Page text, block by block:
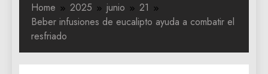
Home 2025 junio
21
Beber infusiones de eucalipto ayuda a combatir el
resfriado